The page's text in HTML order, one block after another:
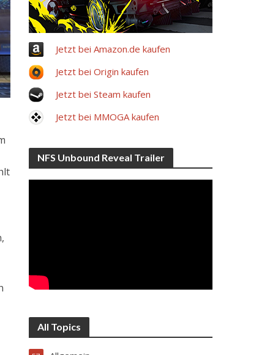
Jetzt bei Amazon.de kaufen
Jetzt bei Origin kaufen
Jetzt bei Steam kaufen
Jetzt bei MMOGA kaufen
NFS Unbound Reveal Trailer
All Topics